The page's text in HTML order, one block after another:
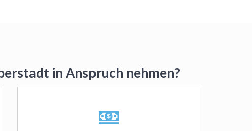
in Anspruch nehmen?